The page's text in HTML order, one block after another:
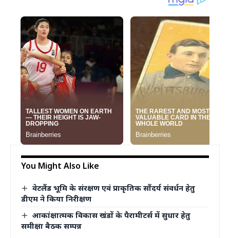
You Might Also Like
वेटलैंड भूमि के संरक्षण एवं प्राकृतिक सौंदर्य संवर्धन हेतु
डीएम ने किया निरीक्षण
आकांक्षात्मक विकास खंडों के पैरामीटर्स में सुधार हेतु
समीक्षा बैठक सम्पन्न